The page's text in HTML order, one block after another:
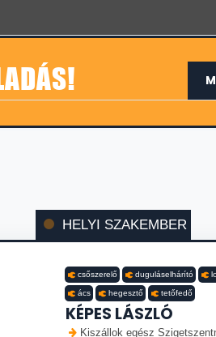
HELYI SZAKEMBER
csőszerelő duguláselhárító
ács hegesztő tetőfedő
KÉPES LÁSZLÓ
Kiszállok egész